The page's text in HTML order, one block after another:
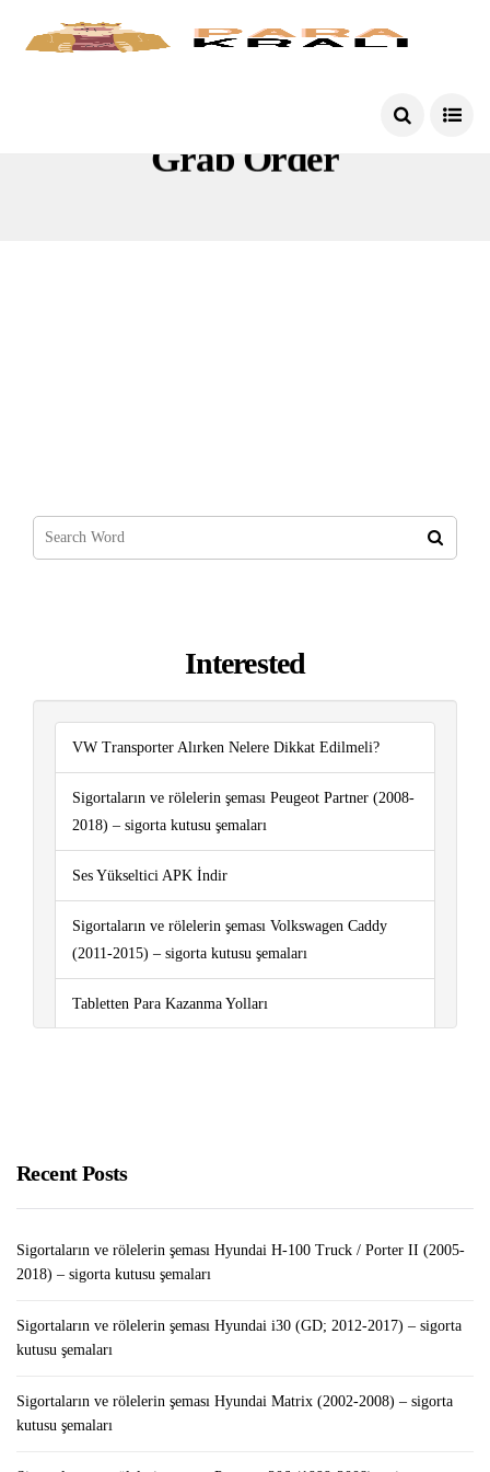
Grab Order
Interested
VW Transporter Alırken Nelere Dikkat Edilmeli?
Sigortaların ve rölelerin şeması Peugeot Partner (2008-
2018) – sigorta kutusu şemaları
Ses Yükseltici APK İndir
Sigortaların ve rölelerin şeması Volkswagen Caddy
(2011-2015) – sigorta kutusu şemaları
Tabletten Para Kazanma Yolları
Recent Posts
Sigortaların ve rölelerin şeması Hyundai H-100 Truck / Porter II (2005-
2018) – sigorta kutusu şemaları
Sigortaların ve rölelerin şeması Hyundai i30 (GD; 2012-2017) – sigorta
kutusu şemaları
Sigortaların ve rölelerin şeması Hyundai Matrix (2002-2008) – sigorta
kutusu şemaları